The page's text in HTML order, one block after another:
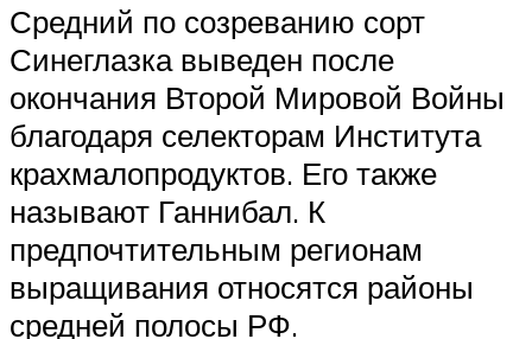
Средний по созреванию сорт
Синеглазка выведен после
окончания Второй Мировой Войны
благодаря селекторам Института
крахмалопродуктов. Его также
называют Ганнибал. К
предпочтительным регионам
выращивания относятся районы
средней полосы РФ.